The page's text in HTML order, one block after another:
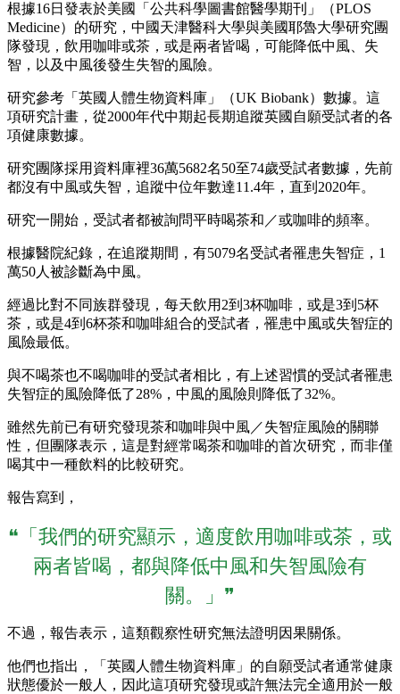
根據16日發表於美國「公共科學圖書館醫學期刊」（PLOS
Medicine）的研究，中國天津醫科大學與美國耶魯大學研究團
隊發現，飲用咖啡或茶，或是兩者皆喝，可能降低中風、失
智，以及中風後發生失智的風險。
研究參考「英國人體生物資料庫」（UK Biobank）數據。這
項研究計畫，從2000年代中期起長期追蹤英國自願受試者的各
項健康數據。
研究團隊採用資料庫裡36萬5682名50至74歲受試者數據，先前
都沒有中風或失智，追蹤中位年數達11.4年，直到2020年。
研究一開始，受試者都被詢問平時喝茶和／或咖啡的頻率。
根據醫院紀錄，在追蹤期間，有5079名受試者罹患失智症，1
萬50人被診斷為中風。
經過比對不同族群發現，每天飲用2到3杯咖啡，或是3到5杯
茶，或是4到6杯茶和咖啡組合的受試者，罹患中風或失智症的
風險最低。
與不喝茶也不喝咖啡的受試者相比，有上述習慣的受試者罹患
失智症的風險降低了28%，中風的風險則降低了32%。
雖然先前已有研究發現茶和咖啡與中風／失智症風險的關聯
性，但團隊表示，這是對經常喝茶和咖啡的首次研究，而非僅
喝其中一種飲料的比較研究。
報告寫到，
❝「我們的研究顯示，適度飲用咖啡或茶，或
兩者皆喝，都與降低中風和失智風險有
關。」❞
不過，報告表示，這類觀察性研究無法證明因果關係。
他們也指出，「英國人體生物資料庫」的自願受試者通常健康
狀態優於一般人，因此這項研究發現或許無法完全適用於一般